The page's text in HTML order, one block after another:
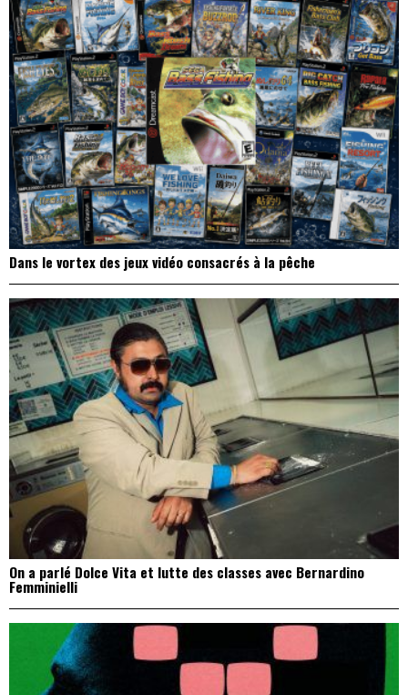
Dans le vortex des jeux vidéo consacrés à la pêche
On a parlé Dolce Vita et lutte des classes avec Bernardino
Femminielli